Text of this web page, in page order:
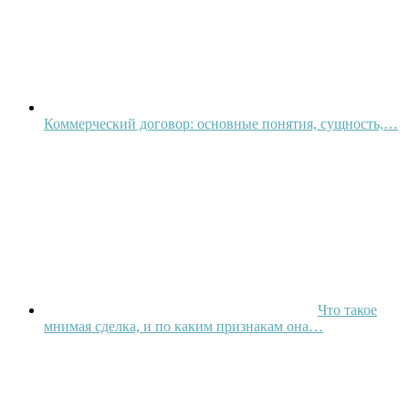
Коммерческий договор: основные понятия, сущность,…
Что такое
мнимая сделка, и по каким признакам она…